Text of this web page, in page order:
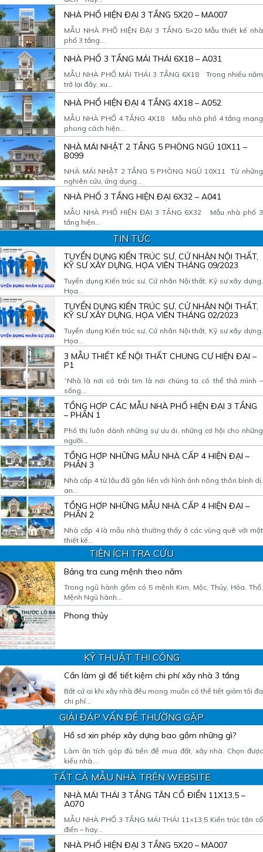
NHÀ PHỐ HIỆN ĐẠI 3 TẦNG 5X20 – MA007
MẪU NHÀ PHỐ HIỆN ĐẠI 3 TẦNG 5×20 Mẫu thiết kế nhà
phố 3 tầng...
NHÀ PHỐ 3 TẦNG MÁI THÁI 6X18 – A031
MẪU NHÀ PHỐ MÁI THÁI 3 TẦNG 6X18 Trong nhiều năm
trở lại đây, xu...
NHÀ PHỐ HIỆN ĐẠI 4 TẦNG 4X18 – A052
MẪU NHÀ PHỐ 4 TẦNG 4X18 Mẫu nhà phố 4 tầng mang
phong cách hiện...
NHÀ MÁI NHẬT 2 TẦNG 5 PHÒNG NGỦ 10X11 –
B099
NHÀ MÁI NHẬT 2 TẦNG 5 PHÒNG NGỦ 10X11 Từ những
nghiên cứu, ứng dụng...
NHÀ PHỐ 3 TẦNG HIỆN ĐẠI 6X32 – A041
MẪU NHÀ PHỐ HIỆN ĐẠI 3 TẦNG 6X32 Mẫu nhà phố 3
tầng hiện...
TIN TỨC
TUYỂN DỤNG KIẾN TRÚC SƯ, CỬ NHÂN NỘI THẤT,
KỸ SƯ XÂY DỰNG, HỌA VIÊN THÁNG 09/2023
Tuyển dụng Kiến trúc sư, Cử nhân Nội thất, Kỹ sư xây dựng,
Họa...
TUYỂN DỤNG KIẾN TRÚC SƯ, CỬ NHÂN NỘI THẤT,
KỸ SƯ XÂY DỰNG, HỌA VIÊN THÁNG 02/2023
Tuyển dụng Kiến trúc sư, Cử nhân Nội thất, Kỹ sư xây dựng,
Họa...
3 MẪU THIẾT KẾ NỘI THẤT CHUNG CƯ HIỆN ĐẠI –
P1
“Nhà là nơi có trái tim là nơi chúng ta có thể thả mình –
sống...
TỔNG HỢP CÁC MẪU NHÀ PHỐ HIỆN ĐẠI 3 TẦNG
– PHẦN 1
Phố thị luôn dành những sự ưu ái, những cơ hội cho những
người...
TỔNG HỢP NHỮNG MẪU NHÀ CẤP 4 HIỆN ĐẠI –
PHẦN 3
Nhà cấp 4 từ lâu đã gắn liền với hình ảnh nông thôn bình dị,
an...
TỔNG HỢP NHỮNG MẪU NHÀ CẤP 4 HIỆN ĐẠI –
PHẦN 2
Nhà cấp 4 là mẫu nhà thường thấy ở các vùng quê với một
thiết kế...
TIỆN ÍCH TRA CỨU
Bảng tra cung mệnh theo năm
Trong ngũ hành gồm có 5 mệnh Kim, Mộc, Thủy, Hỏa, Thổ.
Mệnh Ngũ hành...
Phong thủy
KỸ THUẬT THI CÔNG
Cần làm gì để tiết kiệm chi phí xây nhà 3 tầng
Bất cứ ai khi xây nhà đều mong muốn có thể tiết giảm tối đa
chi phí...
GIẢI ĐÁP VẤN ĐỀ THƯỜNG GẶP
Hồ sơ xin phép xây dựng bao gồm những gì?
Làm ăn tích góp đủ tiền để mua đất, xây nhà. Chọn được
kiểu nhà...
TẤT CẢ MẪU NHÀ TRÊN WEBSITE
NHÀ MÁI THÁI 3 TẦNG TÂN CỔ ĐIỂN 11X13,5 –
A070
MẪU NHÀ PHỐ 3 TẦNG MÁI THÁI 11×13,5 Kiến trúc tân cổ
điển – hay...
NHÀ PHỐ HIỆN ĐẠI 3 TẦNG 5X20 – MA007